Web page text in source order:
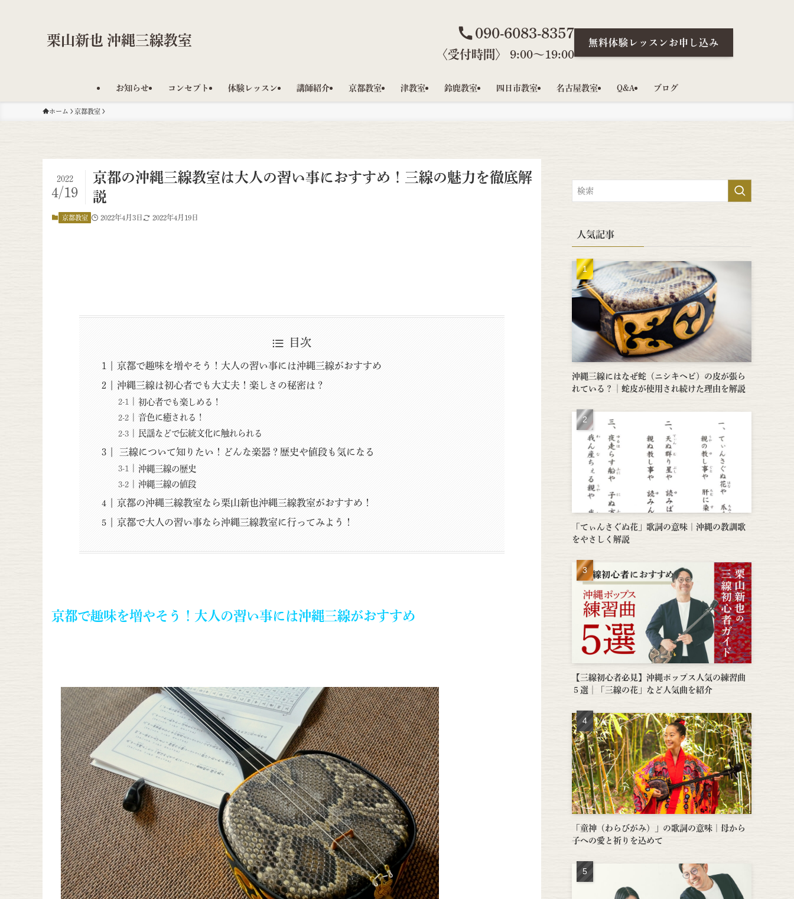
栗山新也 沖縄三線教室
お知らせ コンセプト 体験レッスン 講師紹介 京都教室 津教室 鈴鹿教室 四日市教室 名古屋教室 Q&A ブログ
090-6083-8357
〈受付時間〉 9:00〜19:00
無料体験レッスンお申し込み
ホーム 京都教室
京都の沖縄三線教室は大人の習い事におすすめ！三線の魅力を徹底解
説
2022
4/19
京都教室 2022年4月3日 2022年4月19日
目次
京都で趣味を増やそう！大人の習い事には沖縄三線がおすすめ
沖縄三線は初心者でも大丈夫！楽しさの秘密は？
初心者でも楽しめる！
音色に癒される！
民謡などで伝統文化に触れられる
三線について知りたい！どんな楽器？歴史や値段も気になる
沖縄三線の歴史
沖縄三線の値段
京都の沖縄三線教室なら栗山新也沖縄三線教室がおすすめ！
京都で大人の習い事なら沖縄三線教室に行ってみよう！
京都で趣味を増やそう！大人の習い事には沖縄三線がおすすめ
人気記事
沖縄三線にはなぜ蛇（ニシキヘビ）の皮が張ら
れている？│蛇皮が使用され続けた理由を解説
「てぃんさぐぬ花」歌詞の意味｜沖縄の教訓歌
をやさしく解説
【三線初心者必見】沖縄ポップス人気の練習曲
５選│「三線の花」など人気曲を紹介
「童神（わらびがみ）」の歌詞の意味｜母から
子への愛と祈りを込めて